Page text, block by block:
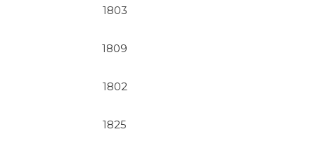
1803
1809
1802
1825